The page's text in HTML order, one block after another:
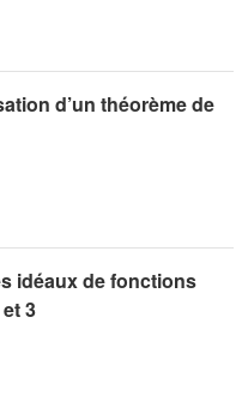
d’un théorème de
idéaux de fonctions
3